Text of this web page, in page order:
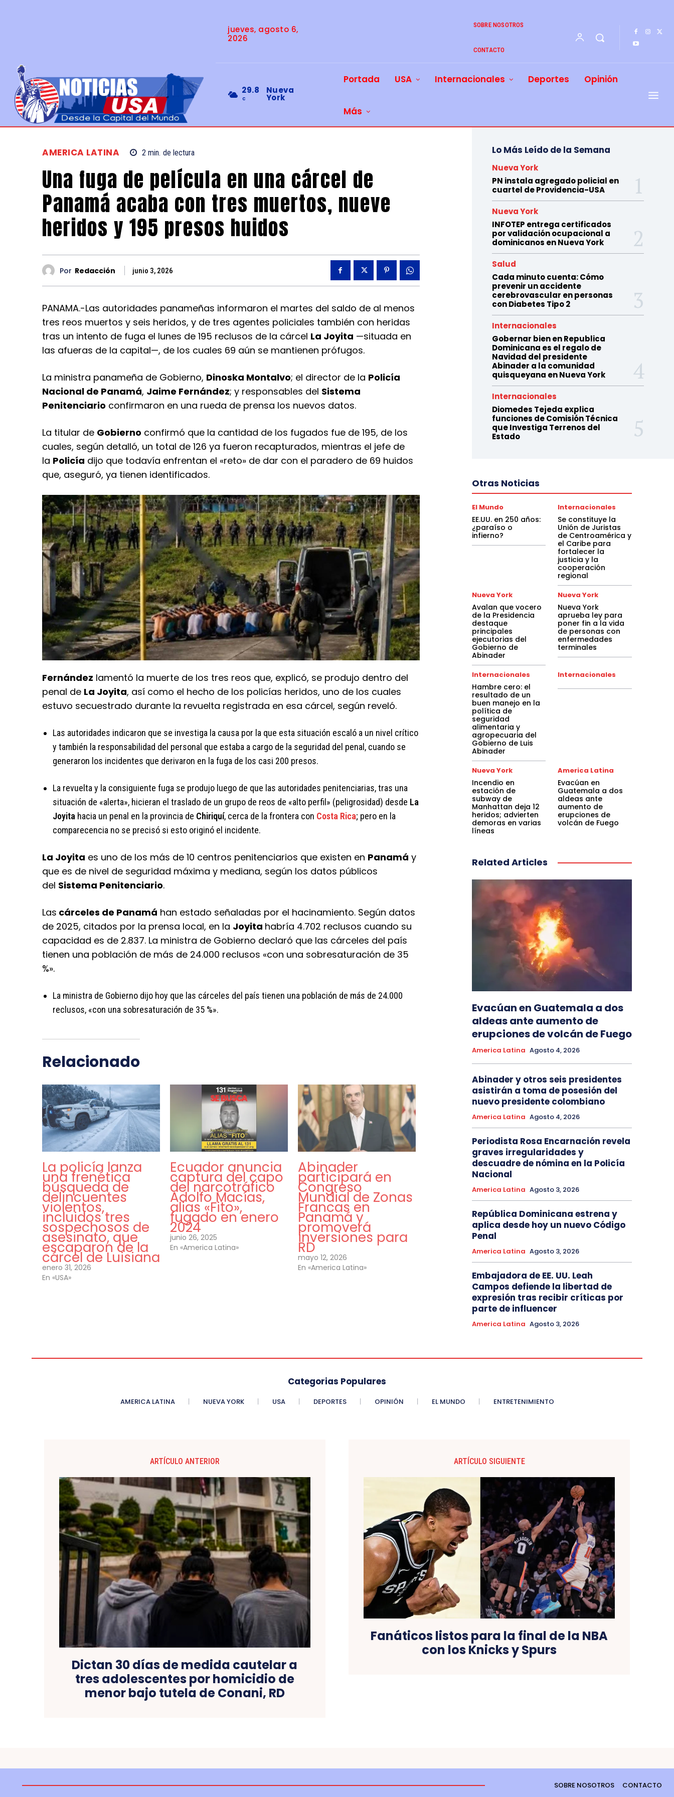
jueves, agosto 6,
2026
SOBRE NOSOTROS
CONTACTO
29.8
C
Nueva
York
Portada USA Internacionales Deportes Opinión
Más
AMERICA LATINA 2 min. de lectura
Una fuga de película en una cárcel de
Panamá acaba con tres muertos, nueve
heridos y 195 presos huidos
Por Redacción junio 3, 2026
PANAMA.-Las autoridades panameñas informaron el martes del saldo de al menos
tres reos muertos y seis heridos, y de tres agentes policiales también con heridas
tras un intento de fuga el lunes de 195 reclusos de la cárcel La Joyita —situada en
las afueras de la capital—, de los cuales 69 aún se mantienen prófugos.
La ministra panameña de Gobierno, Dinoska Montalvo; el director de la Policía
Nacional de Panamá, Jaime Fernández; y responsables del Sistema
Penitenciario confirmaron en una rueda de prensa los nuevos datos.
La titular de Gobierno confirmó que la cantidad de los fugados fue de 195, de los
cuales, según detalló, un total de 126 ya fueron recapturados, mientras el jefe de
la Policía dijo que todavía enfrentan el «reto» de dar con el paradero de 69 huidos
que, aseguró, ya tienen identificados.
Fernández lamentó la muerte de los tres reos que, explicó, se produjo dentro del
penal de La Joyita, así como el hecho de los policías heridos, uno de los cuales
estuvo secuestrado durante la revuelta registrada en esa cárcel, según reveló.
Las autoridades indicaron que se investiga la causa por la que esta situación escaló a un nivel crítico
y también la responsabilidad del personal que estaba a cargo de la seguridad del penal, cuando se
generaron los incidentes que derivaron en la fuga de los casi 200 presos.
La revuelta y la consiguiente fuga se produjo luego de que las autoridades penitenciarias, tras una
situación de «alerta», hicieran el traslado de un grupo de reos de «alto perfil» (peligrosidad) desde La
Joyita hacia un penal en la provincia de Chiriquí, cerca de la frontera con Costa Rica; pero en la
comparecencia no se precisó si esto originó el incidente.
La Joyita es uno de los más de 10 centros penitenciarios que existen en Panamá y
que es de nivel de seguridad máxima y mediana, según los datos públicos
del Sistema Penitenciario.
Las cárceles de Panamá han estado señaladas por el hacinamiento. Según datos
de 2025, citados por la prensa local, en la Joyita habría 4.702 reclusos cuando su
capacidad es de 2.837. La ministra de Gobierno declaró que las cárceles del país
tienen una población de más de 24.000 reclusos «con una sobresaturación de 35
%».
La ministra de Gobierno dijo hoy que las cárceles del país tienen una población de más de 24.000
reclusos, «con una sobresaturación de 35 %».
Relacionado
La policía lanza
una frenética
búsqueda de
delincuentes
violentos,
incluidos tres
sospechosos de
asesinato, que
escaparon de la
cárcel de Luisiana
enero 31, 2026
En «USA»
Ecuador anuncia
captura del capo
del narcotráfico
Adolfo Macías,
alias «Fito»,
fugado en enero
2024
junio 26, 2025
En «America Latina»
Abinader
participará en
Congreso
Mundial de Zonas
Francas en
Panamá y
promoverá
inversiones para
RD
mayo 12, 2026
En «America Latina»
Lo Más Leído de la Semana
Nueva York
PN instala agregado policial en
cuartel de Providencia-USA
Nueva York
INFOTEP entrega certificados
por validación ocupacional a
dominicanos en Nueva York
Salud
Cada minuto cuenta: Cómo
prevenir un accidente
cerebrovascular en personas
con Diabetes Tipo 2
Internacionales
Gobernar bien en Republica
Dominicana es el regalo de
Navidad del presidente
Abinader a la comunidad
quisqueyana en Nueva York
Internacionales
Diomedes Tejeda explica
funciones de Comisión Técnica
que Investiga Terrenos del
Estado
Otras Noticias
El Mundo
EE.UU. en 250 años:
¿paraíso o
infierno?
Internacionales
Se constituye la
Unión de Juristas
de Centroamérica y
el Caribe para
fortalecer la
justicia y la
cooperación
regional
Nueva York
Avalan que vocero
de la Presidencia
destaque
principales
ejecutorias del
Gobierno de
Abinader
Nueva York
Nueva York
aprueba ley para
poner fin a la vida
de personas con
enfermedades
terminales
Internacionales
Hambre cero: el
resultado de un
buen manejo en la
política de
seguridad
alimentaria y
agropecuaria del
Gobierno de Luis
Abinader
Internacionales
Nueva York
Incendio en
estación de
subway de
Manhattan deja 12
heridos; advierten
demoras en varias
líneas
America Latina
Evacúan en
Guatemala a dos
aldeas ante
aumento de
erupciones de
volcán de Fuego
Related Articles
Evacúan en Guatemala a dos
aldeas ante aumento de
erupciones de volcán de Fuego
America Latina Agosto 4, 2026
Abinader y otros seis presidentes
asistirán a toma de posesión del
nuevo presidente colombiano
America Latina Agosto 4, 2026
Periodista Rosa Encarnación revela
graves irregularidades y
descuadre de nómina en la Policía
Nacional
America Latina Agosto 3, 2026
República Dominicana estrena y
aplica desde hoy un nuevo Código
Penal
America Latina Agosto 3, 2026
Embajadora de EE. UU. Leah
Campos defiende la libertad de
expresión tras recibir críticas por
parte de influencer
America Latina Agosto 3, 2026
Categorias Populares
AMERICA LATINA NUEVA YORK USA DEPORTES OPINIÓN EL MUNDO ENTRETENIMIENTO
ARTÍCULO ANTERIOR
Dictan 30 días de medida cautelar a
tres adolescentes por homicidio de
menor bajo tutela de Conani, RD
ARTÍCULO SIGUIENTE
Fanáticos listos para la final de la NBA
con los Knicks y Spurs
SOBRE NOSOTROS CONTACTO